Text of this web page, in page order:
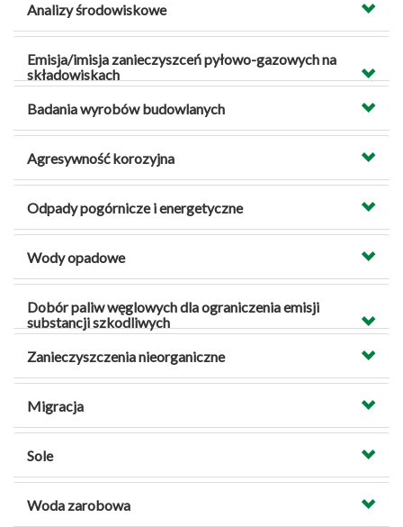
Analizy środowiskowe
Emisja/imisja zanieczyszceń pyłowo-gazowych na
składowiskach
Badania wyrobów budowlanych
Agresywność korozyjna
Odpady pogórnicze i energetyczne
Wody opadowe
Dobór paliw węglowych dla ograniczenia emisji
substancji szkodliwych
Zanieczyszczenia nieorganiczne
Migracja
Sole
Woda zarobowa